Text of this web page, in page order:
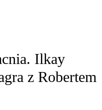
Ilkay
z Robertem